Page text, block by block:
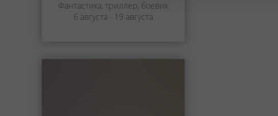
Фантастика, триллер, боевик
6 августа - 19 августа